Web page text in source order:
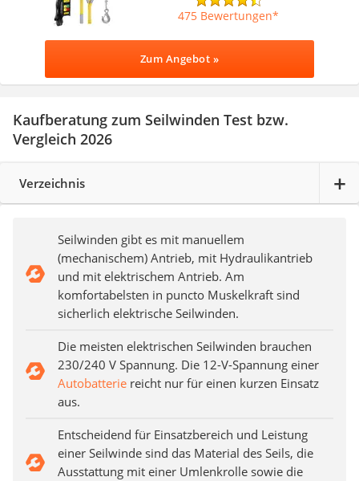
475 Bewertungen
Zum Angebot »
Kaufberatung zum Seilwinden Test bzw.
Vergleich 2026
Verzeichnis
Seilwinden gibt es mit manuellem
(mechanischem) Antrieb, mit Hydraulikantrieb
und mit elektrischem Antrieb. Am
komfortabelsten in puncto Muskelkraft sind
sicherlich elektrische Seilwinden.
Die meisten elektrischen Seilwinden brauchen
230/240 V Spannung. Die 12-V-Spannung einer
Autobatterie reicht nur für einen kurzen Einsatz
aus.
Entscheidend für Einsatzbereich und Leistung
einer Seilwinde sind das Material des Seils, die
Ausstattung mit einer Umlenkrolle sowie die